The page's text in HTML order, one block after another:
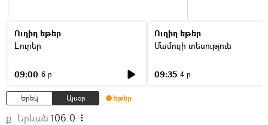
Ուղիղ եթեր
Լուրեր
09:00 6 ր
Ուղիղ եթեր
Մամուլի տեսություն
09:35 4 ր
Երեկ Այսօր Եթեր
ք. Երևան 106.0